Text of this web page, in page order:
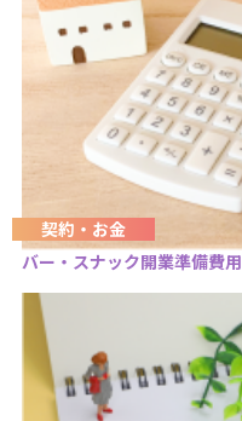
契約・お金
バー・スナック開業準備費用